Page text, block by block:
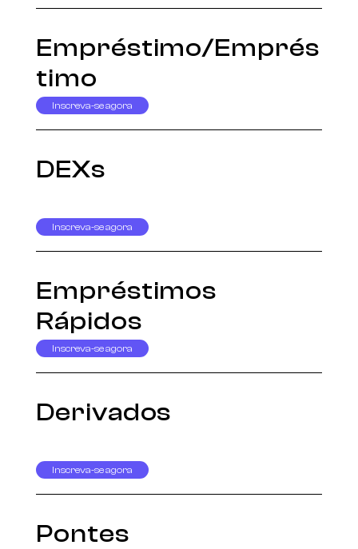
Empréstimo/Emprés
timo
Inscreva-se agora
DEXs
Inscreva-se agora
Empréstimos
Rápidos
Inscreva-se agora
Derivados
Inscreva-se agora
Pontes